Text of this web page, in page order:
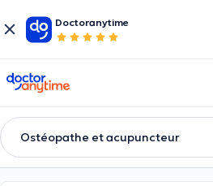
Doctoranytime
doctoranytime
Ostéopathe et acupuncteur